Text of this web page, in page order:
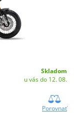
Skladom
u vás do 12. 08.
Porovnať